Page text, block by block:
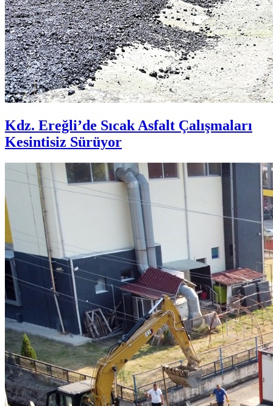
Kdz. Ereğli’de Sıcak Asfalt Çalışmaları
Kesintisiz Sürüyor